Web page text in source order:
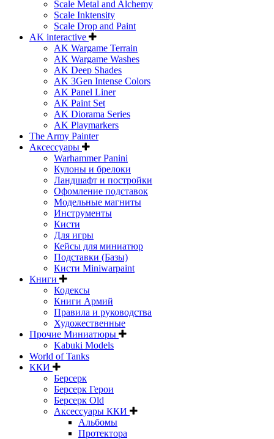
Scale Metal and Alchemy
Scale Inktensity
Scale Drop and Paint
AK interactive
AK Wargame Terrain
AK Wargame Washes
AK Deep Shades
AK 3Gen Intense Colors
AK Panel Liner
AK Paint Set
AK Diorama Series
AK Playmarkers
The Army Painter
Аксессуары
Warhammer Panini
Кулоны и брелоки
Ландшафт и постройки
Офомление подставок
Модельные магниты
Инструменты
Кисти
Для игры
Кейсы для миниатюр
Подставки (Базы)
Кисти Miniwarpaint
Книги
Кодексы
Книги Армий
Правила и руководства
Художественные
Прочие Миниатюры
Kabuki Models
World of Tanks
ККИ
Берсерк
Берсерк Герои
Берсерк Old
Аксессуары ККИ
Альбомы
Протектора